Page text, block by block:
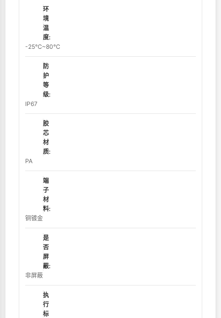
环
境
温
度:
-25℃~80℃
防
护
等
级:
IP67
胶
芯
材
质:
PA
端
子
材
料:
铜镀金
是
否
屏
蔽:
非屏蔽
执
行
标